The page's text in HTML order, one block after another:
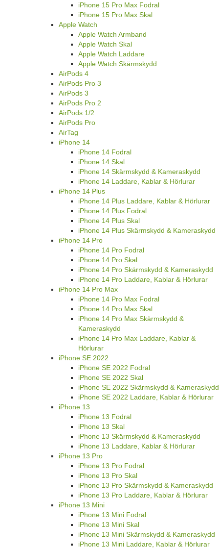
iPhone 15 Pro Max Fodral
iPhone 15 Pro Max Skal
Apple Watch
Apple Watch Armband
Apple Watch Skal
Apple Watch Laddare
Apple Watch Skärmskydd
AirPods 4
AirPods Pro 3
AirPods 3
AirPods Pro 2
AirPods 1/2
AirPods Pro
AirTag
iPhone 14
iPhone 14 Fodral
iPhone 14 Skal
iPhone 14 Skärmskydd & Kameraskydd
iPhone 14 Laddare, Kablar & Hörlurar
iPhone 14 Plus
iPhone 14 Plus Laddare, Kablar & Hörlurar
iPhone 14 Plus Fodral
iPhone 14 Plus Skal
iPhone 14 Plus Skärmskydd & Kameraskydd
iPhone 14 Pro
iPhone 14 Pro Fodral
iPhone 14 Pro Skal
iPhone 14 Pro Skärmskydd & Kameraskydd
iPhone 14 Pro Laddare, Kablar & Hörlurar
iPhone 14 Pro Max
iPhone 14 Pro Max Fodral
iPhone 14 Pro Max Skal
iPhone 14 Pro Max Skärmskydd &
Kameraskydd
iPhone 14 Pro Max Laddare, Kablar &
Hörlurar
iPhone SE 2022
iPhone SE 2022 Fodral
iPhone SE 2022 Skal
iPhone SE 2022 Skärmskydd & Kameraskydd
iPhone SE 2022 Laddare, Kablar & Hörlurar
iPhone 13
iPhone 13 Fodral
iPhone 13 Skal
iPhone 13 Skärmskydd & Kameraskydd
iPhone 13 Laddare, Kablar & Hörlurar
iPhone 13 Pro
iPhone 13 Pro Fodral
iPhone 13 Pro Skal
iPhone 13 Pro Skärmskydd & Kameraskydd
iPhone 13 Pro Laddare, Kablar & Hörlurar
iPhone 13 Mini
iPhone 13 Mini Fodral
iPhone 13 Mini Skal
iPhone 13 Mini Skärmskydd & Kameraskydd
iPhone 13 Mini Laddare, Kablar & Hörlurar